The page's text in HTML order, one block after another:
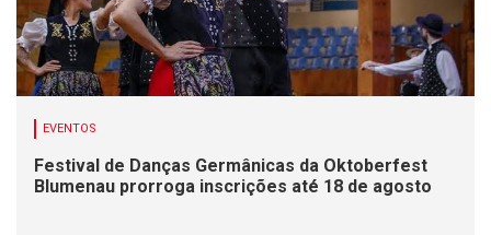
EVENTOS
Festival de Danças Germânicas da Oktoberfest
Blumenau prorroga inscrições até 18 de agosto